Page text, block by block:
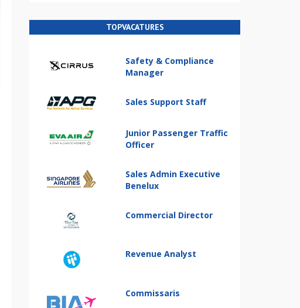
TOPVACATURES
Safety & Compliance
Manager
Sales Support Staff
Junior Passenger Traffic
Officer
Sales Admin Executive
Benelux
Commercial Director
Revenue Analyst
Commissaris